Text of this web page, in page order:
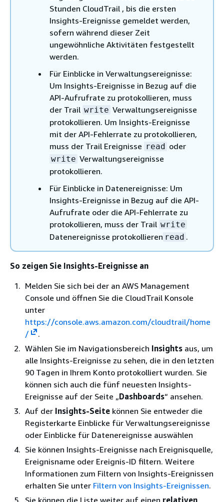
Stunden CloudTrail , bis die ersten
Insights-Ereignisse gemeldet werden,
sofern während dieser Zeit
ungewöhnliche Aktivitäten festgestellt
werden.
Für Einblicke in Verwaltungsereignisse:
Um Insights-Ereignisse in Bezug auf die
API-Aufrufrate zu protokollieren, muss
der Trail write Verwaltungsereignisse
protokollieren. Um Insights-Ereignisse
mit der API-Fehlerrate zu protokollieren,
muss der Trail Ereignisse read oder
write Verwaltungsereignisse
protokollieren.
Für Einblicke in Datenereignisse: Um
Insights-Ereignisse in Bezug auf die API-
Aufrufrate oder die API-Fehlerrate zu
protokollieren, muss der Trail write
Datenereignisse protokollieren read .
So zeigen Sie Insights-Ereignisse an
Melden Sie sich bei der an AWS Management
Console und öffnen Sie die CloudTrail Konsole
unter
https://console.aws.amazon.com/cloudtrail/home
/
.
Wählen Sie im Navigationsbereich Insights aus, um
alle Insights-Ereignisse zu sehen, die in den letzten
90 Tagen in Ihrem Konto protokolliert wurden. Sie
können sich auch die fünf neuesten Insights-
Ereignisse auf der Seite „Dashboards“ ansehen.
Auf der Insights-Seite können Sie entweder die
Registerkarte Einblicke für Verwaltungsereignisse
oder Einblicke für Datenereignisse auswählen
Sie können Insights-Ereignisse nach Ereignisquelle,
Ereignisname oder Ereignis-ID filtern. Weitere
Informationen zum Filtern von Insights-Ereignissen
erhalten Sie unter Filtern von Insights-Ereignissen.
Sie können die Liste weiter auf einen relativen